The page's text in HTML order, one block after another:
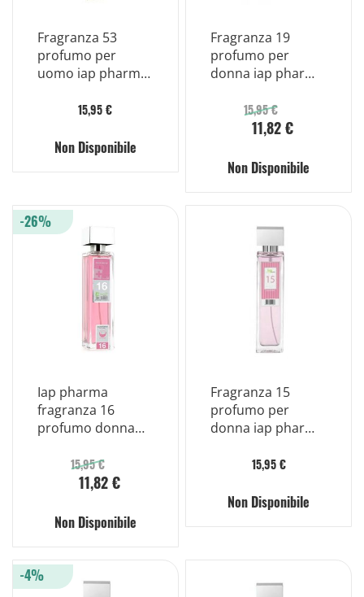
Fragranza 53
profumo per
uomo iap pharma
15,95 €
Non Disponibile
Fragranza 19
profumo per
donna iap pharma
15,95 €
11,82 €
Non Disponibile
Iap pharma
fragranza 16
profumo donna
15,95 €
11,82 €
-26%
Non Disponibile
Fragranza 15
profumo per
donna iap pharma
15,95 €
Non Disponibile
-4%